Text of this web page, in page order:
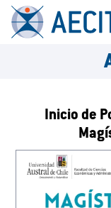
Inicio de